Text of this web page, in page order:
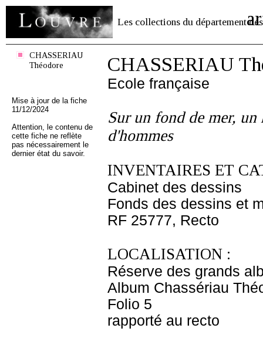
Les collections du département des
CHASSERIAU
Théodore
Mise à jour de la fiche
11/12/2024
Attention, le contenu de
cette fiche ne reflète
pas nécessairement le
dernier état du savoir.
CHASSERIAU
Ecole française
Sur un fond de mer,
d'hommes
INVENTAIRES ET
Cabinet des dessins
Fonds des dessins et
RF 25777, Recto
LOCALISATION :
Réserve des grands
Album Chassériau
Folio 5
rapporté au recto